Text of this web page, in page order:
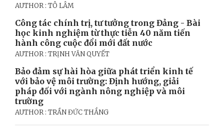
AUTHOR : TÔ LÂM
Công tác chính trị, tư tưởng trong Đảng - Bài
học kinh nghiệm từ thực tiễn 40 năm tiến
hành công cuộc đổi mới đất nước
AUTHOR : TRỊNH VĂN QUYẾT
Bảo đảm sự hài hòa giữa phát triển kinh tế
với bảo vệ môi trường: Định hướng, giải
pháp đối với ngành nông nghiệp và môi
trường
AUTHOR : TRẦN ĐỨC THẮNG